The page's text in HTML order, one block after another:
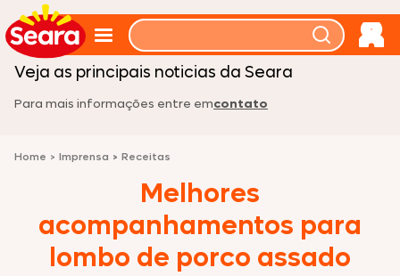
Sala de imprensa
Veja as principais noticias da Seara
Para mais informações entre emcontato
Home > Imprensa > Receitas
Melhores
acompanhamentos para
lombo de porco assado